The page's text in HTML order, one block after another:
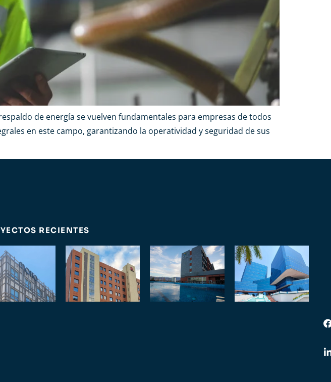
de energía se vuelven fundamentales para empresas de todos
en este campo, garantizando la operatividad y seguridad de sus
RECIENTES